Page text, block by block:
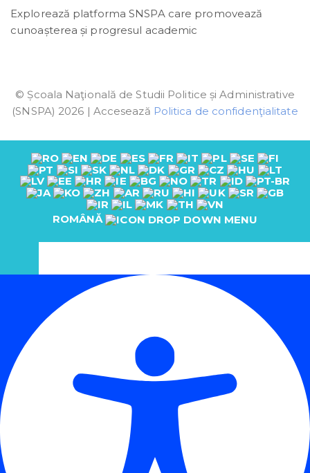
Explorează platforma SNSPA care promovează
cunoașterea și progresul academic
© Școala Naţională de Studii Politice și Administrative
(SNSPA) 2026 | Accesează Politica de confidenţialitate
ROMÂNĂ